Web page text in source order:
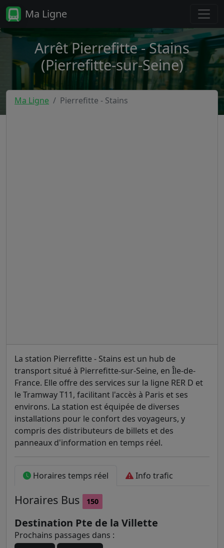
Ma Ligne
Arrêt Pierrefitte - Stains
(Pierrefitte-sur-Seine)
Ma Ligne Pierrefitte - Stains
La station Pierrefitte - Stains est un hub de
transport situé à Pierrefitte-sur-Seine, en Île-de-
France. Elle offre des services sur la ligne RER D et
le Tramway T11, facilitant l'accès à Paris et ses
environs. La station est équipée de diverses
installations pour le confort des voyageurs, y
compris des distributeurs de billets et des
panneaux d'information en temps réel.
Horaires temps réel Info trafic
Horaires Bus 150
Destination Pte de la Villette
Prochains passages dans :